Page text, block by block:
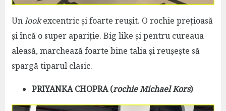
Unlookexcentric și foarte reușit. O rochie prețioasă
și încă o super apariție. Big like și pentru cureaua
aleasă, marchează foarte bine talia și reușește să
spargă tiparul clasic.
PRIYANKA CHOPRA (rochie Michael Kors)